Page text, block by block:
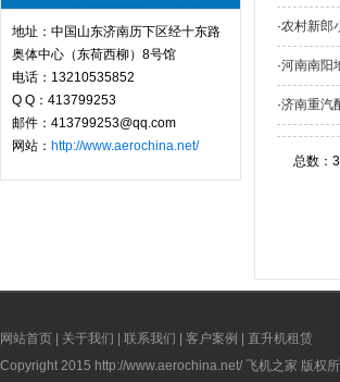
地址：中国山东济南历下区经十东路
奥体中心（东荷西柳）8号馆
电话：13210535852
Q Q：413799253
邮件：413799253@qq.com
网站： http://www.aerochina.net/
·农村新郎
·河南南阳
·济南重汽
总数：
网站首页 关于我们 联系我们 客户案例
直升机租赁
Copyright 2015 http://www.aerochina.net/ 飞机之家 版权